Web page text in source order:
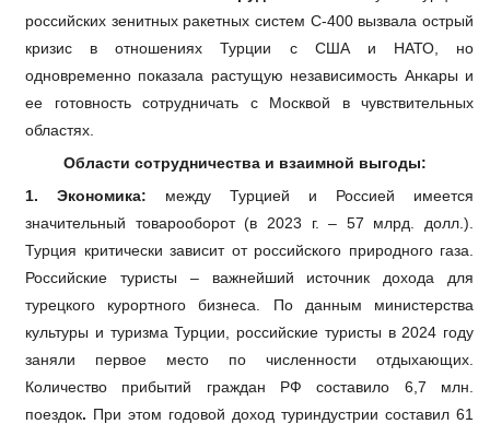
российских зенитных ракетных систем С-400 вызвала острый
кризис в отношениях Турции с США и НАТО, но
одновременно показала растущую независимость Анкары и
ее готовность сотрудничать с Москвой в чувствительных
областях.
Области сотрудничества и взаимной выгоды:
1. Экономика: между Турцией и Россией имеется
значительный товарооборот (в 2023 г. – 57 млрд. долл.).
Турция критически зависит от российского природного газа.
Российские туристы – важнейший источник дохода для
турецкого курортного бизнеса. По данным министерства
культуры и туризма Турции, российские туристы в 2024 году
заняли первое место по численности отдыхающих.
Количество прибытий граждан РФ составило 6,7 млн.
поездок. При этом годовой доход туриндустрии составил 61